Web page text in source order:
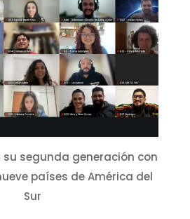
su segunda generación con
países de América del
Sur